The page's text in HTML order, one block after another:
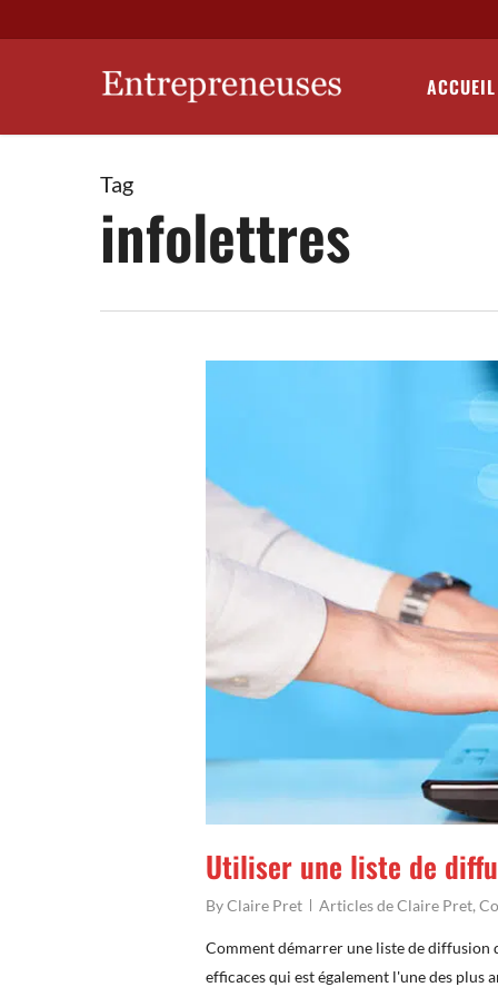
to
ACCUEIL
Tag
infolettres
Utiliser une liste de
ByClaire Pret Articles de Claire Pret,
Comment démarrer une liste de diffusion
efficaces qui est également l'une des